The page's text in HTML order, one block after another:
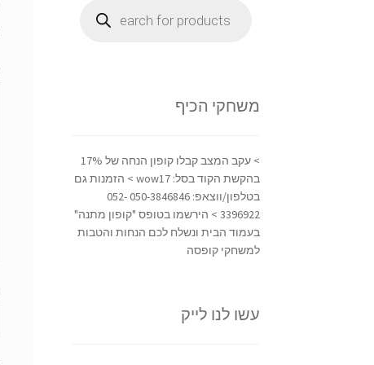
search
משחקי הכיף
> עקב המצב קבלו קופון הנחה של 17%
בהקשת הקוד בסל: wow17 > הזמנות גם
בטלפון/ווצאפ: 050-3846846 052-
3396922 > הירשמו בטופס "קופון מתנה"
בעמוד הבית ונשלח לכם הנחות והטבות
למשחקי קופסה
עשו לנו לייק